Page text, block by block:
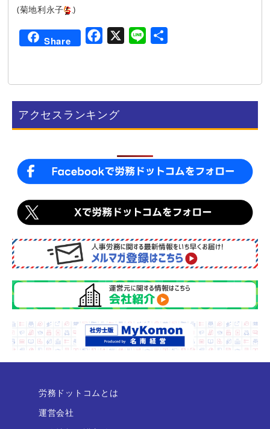
(菊地利永子
)
Share
e
b
o
e
アクセスランキング
労務ドットコムとは
運営会社